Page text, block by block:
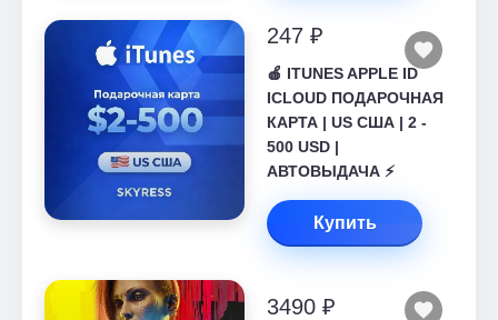
247 ₽
🍎 ITUNES APPLE ID
ICLOUD ПОДАРОЧНАЯ
КАРТА | US США | 2 -
500 USD |
АВТОВЫДАЧА ⚡️
Купить
3490 ₽